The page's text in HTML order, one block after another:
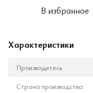
В избранное
Характеристики
Производитель
Страна производства